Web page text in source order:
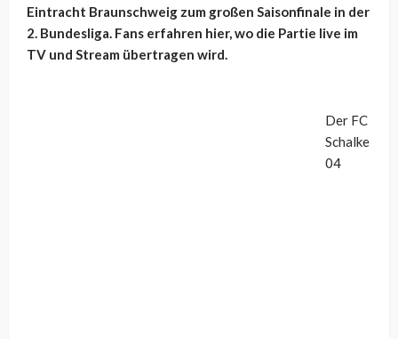
Eintracht Braunschweig zum großen Saisonfinale in der
2. Bundesliga. Fans erfahren hier, wo die Partie live im
TV und Stream übertragen wird.
Der FC
Schalke
04